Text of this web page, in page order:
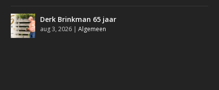
Derk Brinkman 65 jaar
aug 3, 2026 |Algemeen